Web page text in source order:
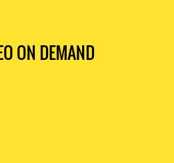
ON DEMAND